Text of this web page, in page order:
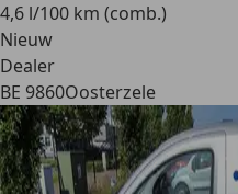
4,6 l/100 km (comb.)
Nieuw
Dealer
BE 9860Oosterzele